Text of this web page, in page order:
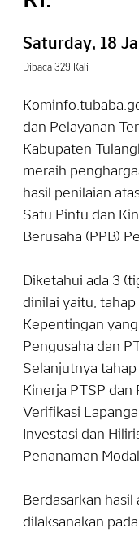
Saturday, 18
Dibaca 329 Kali
dan Pelayanan
Kabupaten
meraih
hasil penilaian
Satu Pintu dan
Berusaha (PPB)
Diketahui ada 3
dinilai yaitu,
Kepentingan
Pengusaha dan
Selanjutnya
Kinerja PTSP dan
Verifikasi
Investasi dan
Penanaman
Berdasarkan
dilaksanakan